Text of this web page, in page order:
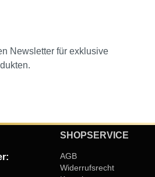
Newsletter für exklusive
SHOPSERVICE
AGB
Widerrufsrecht